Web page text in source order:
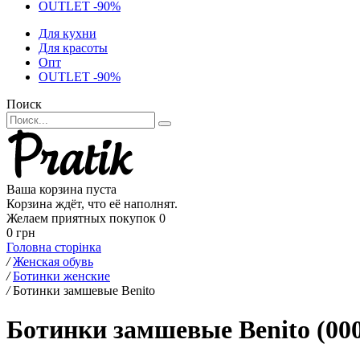
OUTLET -90%
Для кухни
Для красоты
Опт
OUTLET -90%
Поиск
Ваша корзина пуста
Корзина ждёт, что её наполнят.
Желаем приятных покупок 0
0 грн
Головна сторінка
/ Женская обувь
/ Ботинки женские
/ Ботинки замшевые Benito
Ботинки замшевые Benito